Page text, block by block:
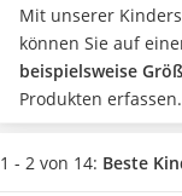
Kinderuhr
Babyphone
Treppenschutzgitter
Kindersitz ab 4 Jahren
Kinderroller 3 Räder
Ferngesteuertes Auto
Mit unserer
können Sie auf
beispielsweise
Produkten erfassen.
nicht nur gut aus,
Belastbarkeit,
1 - 2 von 14: Beste